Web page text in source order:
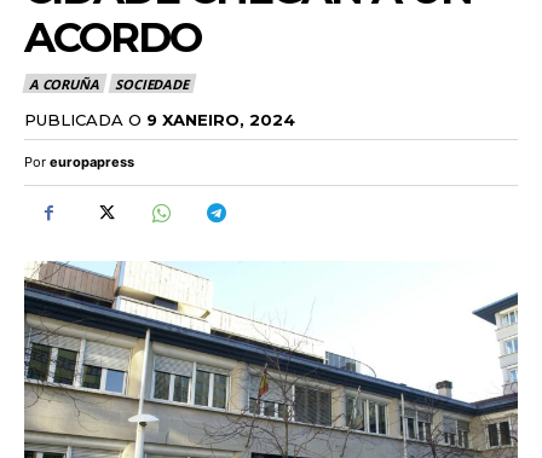
ACORDO
A CORUÑA SOCIEDADE
PUBLICADA O 9 XANEIRO, 2024
Por europapress